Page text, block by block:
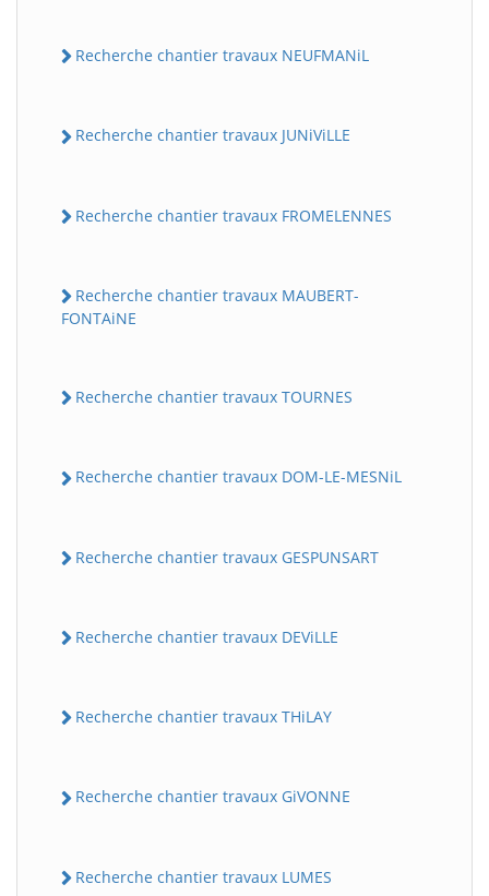
Recherche chantier travaux NEUFMANiL
Recherche chantier travaux JUNiViLLE
Recherche chantier travaux FROMELENNES
Recherche chantier travaux MAUBERT-
FONTAiNE
Recherche chantier travaux TOURNES
Recherche chantier travaux DOM-LE-MESNiL
Recherche chantier travaux GESPUNSART
Recherche chantier travaux DEViLLE
Recherche chantier travaux THiLAY
Recherche chantier travaux GiVONNE
Recherche chantier travaux LUMES